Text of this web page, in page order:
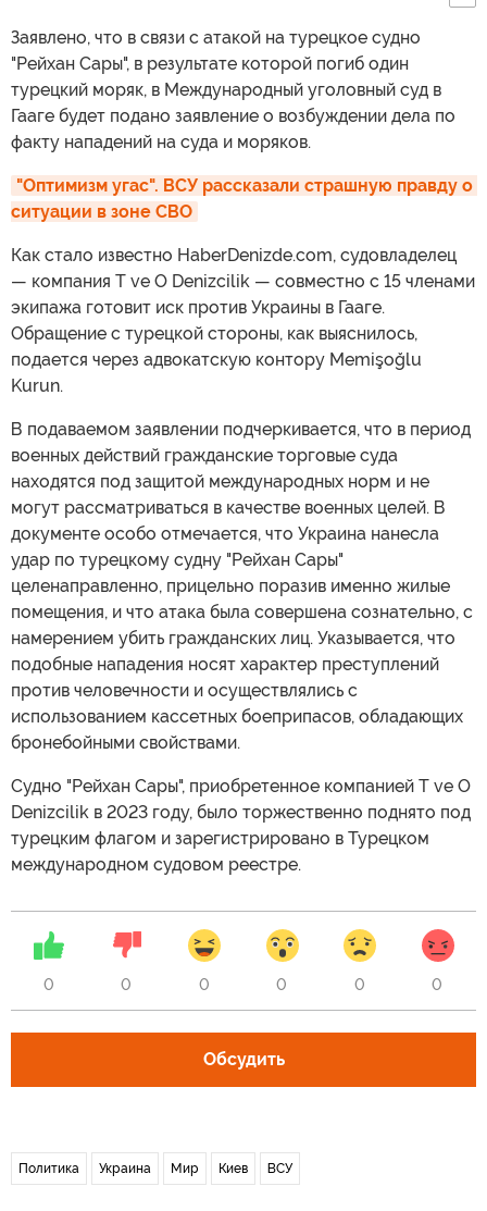
Заявлено, что в связи с атакой на турецкое судно
"Рейхан Сары", в результате которой погиб один
турецкий моряк, в Международный уголовный суд в
Гааге будет подано заявление о возбуждении дела по
факту нападений на суда и моряков.
"Оптимизм угас". ВСУ рассказали страшную правду о
ситуации в зоне СВО
Как стало известно HaberDenizde.com, судовладелец
— компания T ve O Denizcilik — совместно с 15 членами
экипажа готовит иск против Украины в Гааге.
Обращение с турецкой стороны, как выяснилось,
подается через адвокатскую контору Memişoğlu
Kurun.
В подаваемом заявлении подчеркивается, что в период
военных действий гражданские торговые суда
находятся под защитой международных норм и не
могут рассматриваться в качестве военных целей. В
документе особо отмечается, что Украина нанесла
удар по турецкому судну "Рейхан Сары"
целенаправленно, прицельно поразив именно жилые
помещения, и что атака была совершена сознательно, с
намерением убить гражданских лиц. Указывается, что
подобные нападения носят характер преступлений
против человечности и осуществлялись с
использованием кассетных боеприпасов, обладающих
бронебойными свойствами.
Судно "Рейхан Сары", приобретенное компанией T ve O
Denizcilik в 2023 году, было торжественно поднято под
турецким флагом и зарегистрировано в Турецком
международном судовом реестре.
0 0 0 0 0 0
Обсудить
Политика Украина Мир Киев ВСУ